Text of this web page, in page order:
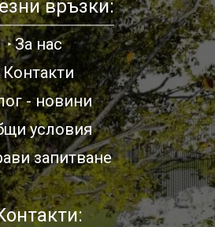
връзки:
За нас
Контакти
- новини
условия
запитване